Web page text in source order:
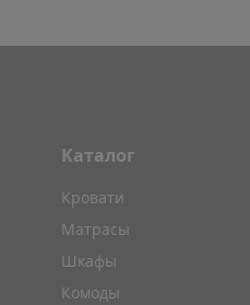
Каталог
Кровати
Матрасы
Шкафы
Комоды